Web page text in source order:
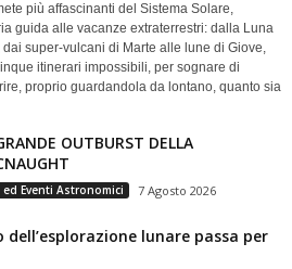
più affascinanti del Sistema Solare,
guida alle vacanze extraterrestri: dalla Luna
super-vulcani di Marte alle lune di Giove,
itinerari impossibili, per sognare di
proprio guardandola da lontano, quanto sia
OUTBURST DELLA
ed Eventi Astronomici 7 Agosto 2026
lunare passa per